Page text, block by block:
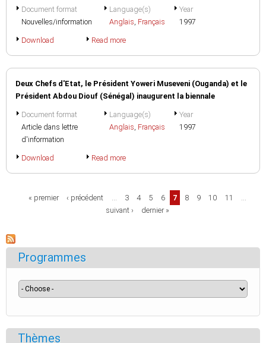
Document format
Nouvelles/information
Language(s)
Anglais, Français
Year
1997
Download Read more
Deux Chefs d'Etat, le Président Yoweri Museveni (Ouganda) et le
Président Abdou Diouf (Sénégal) inaugurent la biennale
Document format
Article dans lettre
d'information
Language(s)
Anglais, Français
Year
1997
Download Read more
Pages« premier ‹ précédent … 3 4 5 6 7 8 9 10 11
…
suivant ›
dernier »
Programmes
Thèmes